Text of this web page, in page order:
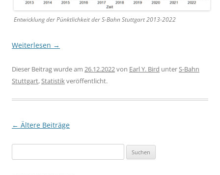
Entwicklung der Pünktlichkeit der S-Bahn Stuttgart 2013-2022
Weiterlesen →
Dieser Beitrag wurde am 26.12.2022von Earl Y. Bird unterS-Bahn
Stuttgart,Statistikveröffentlicht.
Beitragsnavigation
← Ältere Beiträge
nach: